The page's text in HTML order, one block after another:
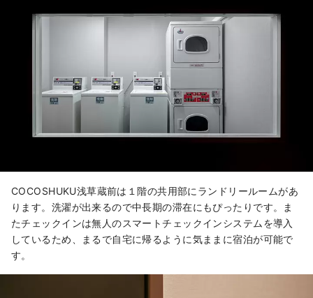
COCOSHUKU浅草蔵前は１階の共用部にランドリールームがあ
ります。洗濯が出来るので中長期の滞在にもぴったりです。ま
たチェックインは無人のスマートチェックインシステムを導入
しているため、まるで自宅に帰るように気ままに宿泊が可能で
す。